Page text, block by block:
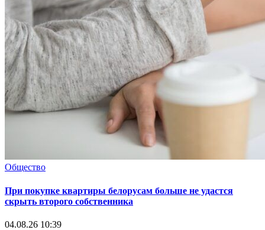
Общество
При покупке квартиры белорусам больше не удастся
скрыть второго собственника
04.08.26 10:39